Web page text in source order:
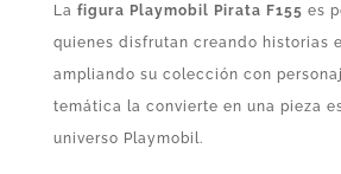
La figura Playmobil Pirata F155 es
quienes disfrutan creando historias
ampliando su colección con
temática la convierte en una pieza
universo Playmobil.